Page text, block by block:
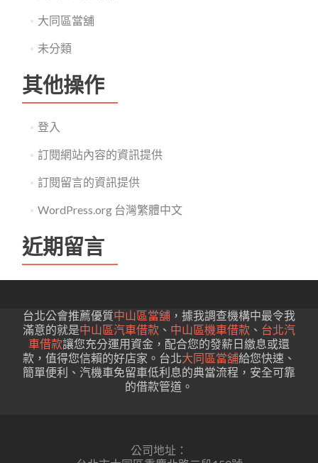
大同區當舖
未分類
其他操作
登入
訂閱網站內容的資訊提供
訂閱留言的資訊提供
WordPress.org 台灣繁體中文
近期留言
台北公會推薦優質中山區當舖 ，據我調查機構中最令我
滿意的就是中山區汽車借款 、 中山區機車借款 、 台北汽
車借款讓您充分運用資金，配合您的發薪日繳息或還
款，值得您信賴的好店家。台北大同區當舖給您快速、
簡單便利、汽機車免留車低利息的典當流程，安全可靠
的借款管道。
公司地址：